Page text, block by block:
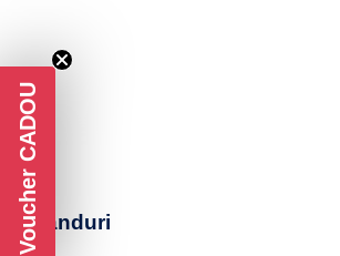
Branduri
Voucher CADOU